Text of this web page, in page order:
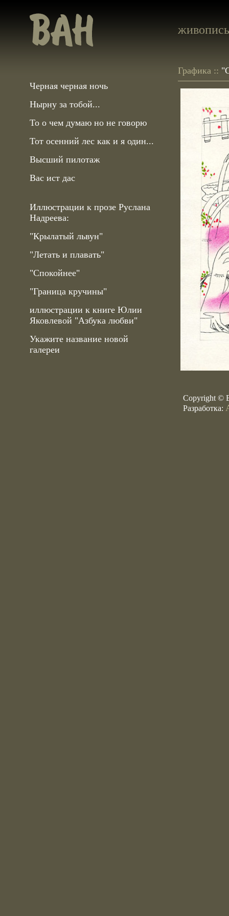
живопись
Черная черная ночь
Нырну за тобой...
То о чем думаю но не говорю
Тот осенний лес как и я один...
Высший пилотаж
Вас ист дас
Иллюстрации к прозе Руслана
Надреева:
"Крылатый львун"
"Летать и плавать"
"Спокойнее"
"Граница кручины"
иллюстрации к книге Юлии
Яковлевой "Азбука любви"
Укажите название новой
галереи
Графика ::
Copyright ©
Разработка: